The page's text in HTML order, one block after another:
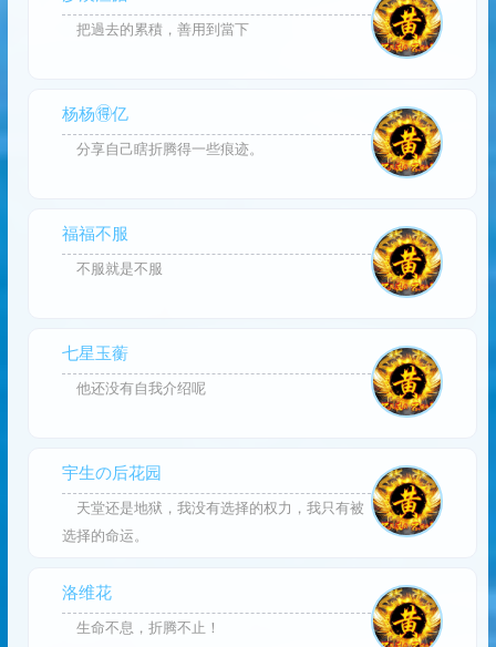
把過去的累積，善用到當下
杨杨🉐亿
分享自己瞎折腾得一些痕迹。
福福不服
不服就是不服
七星玉蘅
他还没有自我介绍呢
宇生の后花园
天堂还是地狱，我没有选择的权力，我只有被
选择的命运。
洛维花
生命不息，折腾不止！